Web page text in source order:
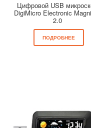
Цифровой USB
DigiMicro Electronic
2.0
ПОДРОБНЕЕ